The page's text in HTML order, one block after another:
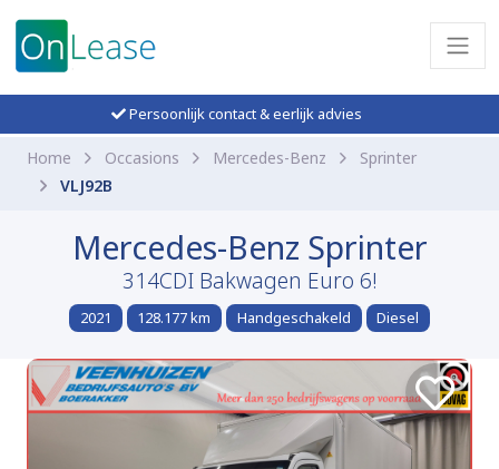
Persoonlijk contact & eerlijk advies
Home Occasions Mercedes-Benz
Sprinter
VLJ92B
Mercedes-Benz Sprinter
314CDI Bakwagen Euro 6!
2021 128.177 km Handgeschakeld Diesel